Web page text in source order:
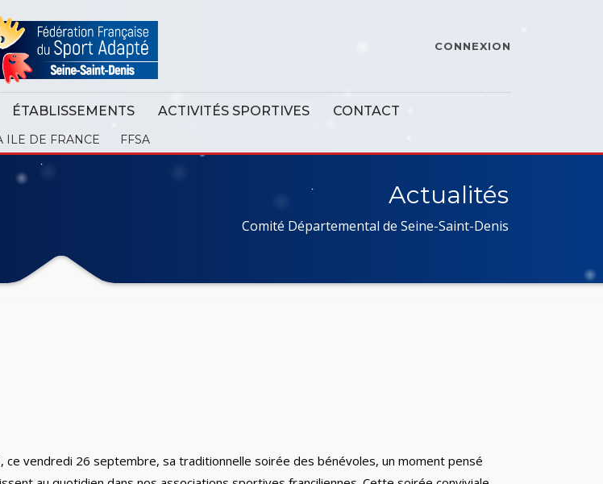
CONNEXION
ÉTABLISSEMENTS ACTIVITÉS SPORTIVES CONTACT
ILE DE FRANCE FFSA
Actualités
Comité Départemental de Seine-Saint-Denis
ce vendredi 26 septembre, sa traditionnelle soirée des bénévoles, un moment pensé